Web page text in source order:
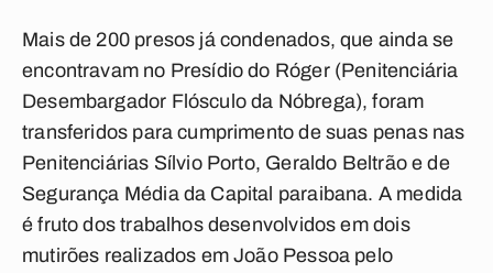
Mais de 200 presos já condenados, que ainda se
encontravam no Presídio do Róger (Penitenciária
Desembargador Flósculo da Nóbrega), foram
transferidos para cumprimento de suas penas nas
Penitenciárias Sílvio Porto, Geraldo Beltrão e de
Segurança Média da Capital paraibana. A medida
é fruto dos trabalhos desenvolvidos em dois
mutirões realizados em João Pessoa pelo